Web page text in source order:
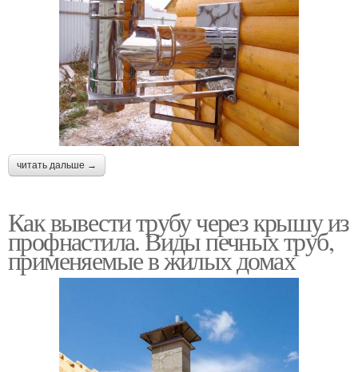
читать дальше →
Как вывести трубу через крышу из
профнастила. Виды печных труб,
применяемые в жилых домах